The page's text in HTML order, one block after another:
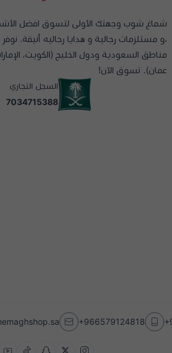
شماغ شوب وجهتك الأولى لتسوق افضل
،و مستلزمات رجالية و هدايا رجاليه أنيقة.
مناطق السعودية ودول الخليج (الكويت،
عمان). تسوق الآن!
السجل التجاري
7034715388
+966579124818